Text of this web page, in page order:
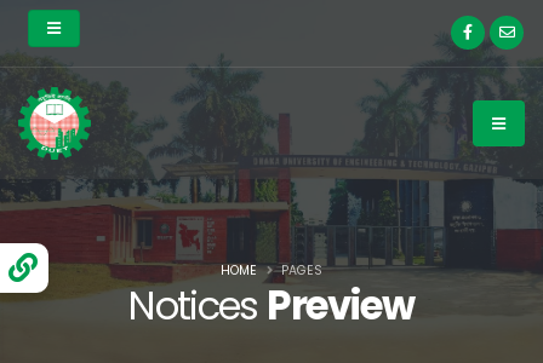
Notices Preview
HOME PAGES